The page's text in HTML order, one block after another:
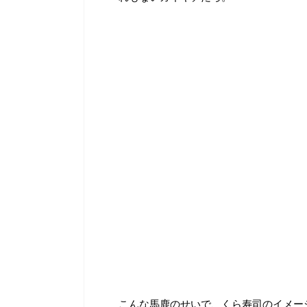
こんな馬鹿のせいで、くら寿司のイメ